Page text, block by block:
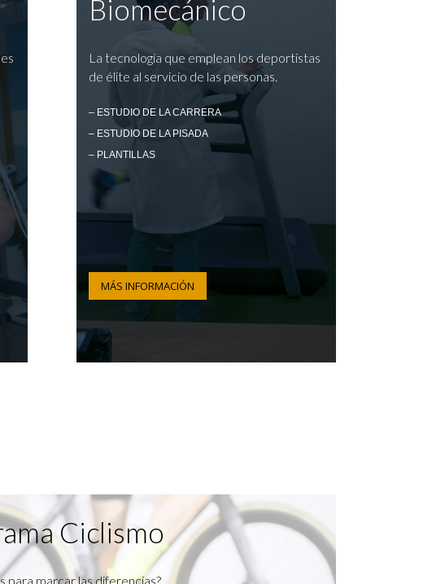
Biomecánico
La tecnología que emplean los deportistas
de élite al servicio de las personas.
– ESTUDIO DE LA CARRERA
– ESTUDIO DE LA PISADA
– PLANTILLAS
MÁS INFORMACIÓN
Ciclismo
para marcar las diferencias?